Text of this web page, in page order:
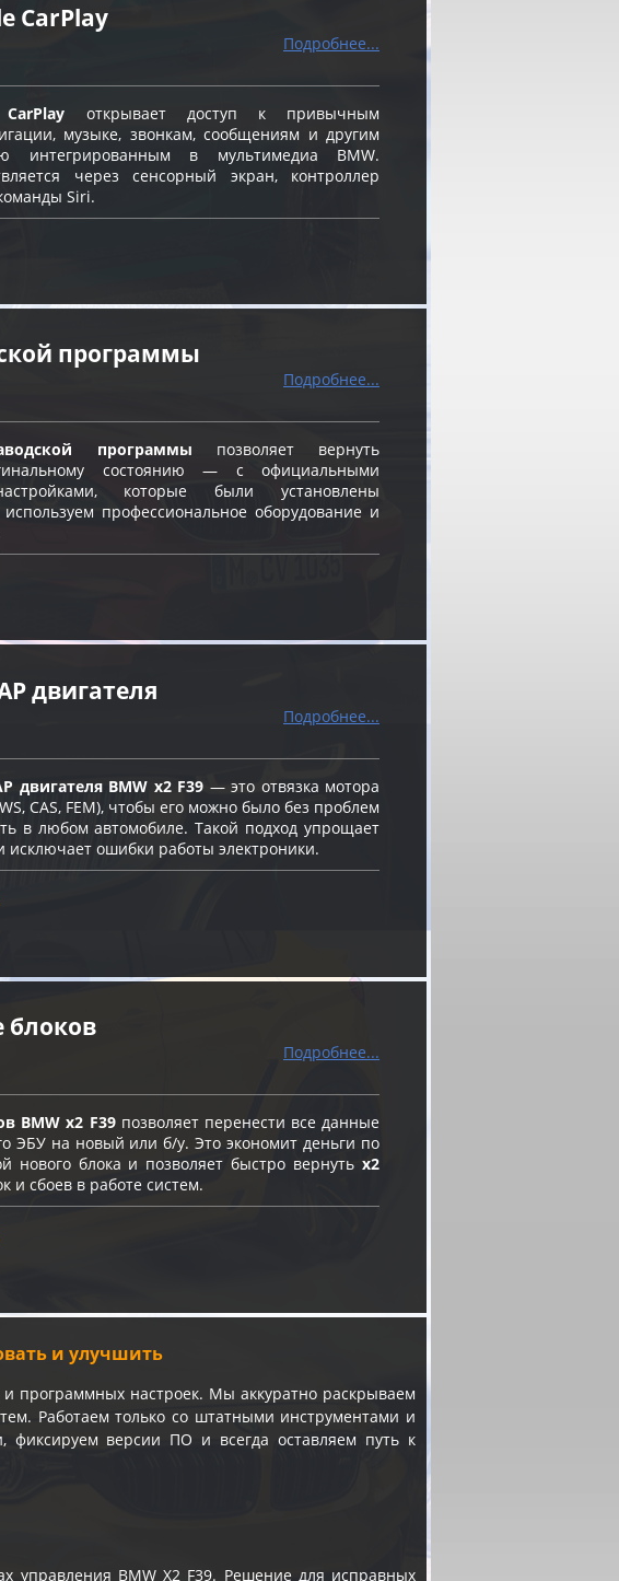
CarPlay
Подробнее...
открывает доступ к привычным
музыке, звонкам, сообщениям и другим
интегрированным в мультимедиа BMW.
через сенсорный экран, контроллер
Siri.
программы
Подробнее...
программы позволяет вернуть
состоянию — с официальными
которые были установлены
профессиональное оборудование и
двигателя
Подробнее...
двигателя BMW x2 F39 — это отвязка мотора
CAS, FEM), чтобы его можно было без проблем
в любом автомобиле. Такой подход упрощает
исключает ошибки работы электроники.
блоков
Подробнее...
BMW x2 F39позволяет перенести все данные
ЭБУ на новый или б/у. Это экономит деньги по
нового блока и позволяет быстро вернуть x2
и сбоев в работе систем.
и улучшить
программных настроек. Мы аккуратно раскрываем
Работаем только со штатными инструментами и
версии ПО и всегда оставляем путь к
управления BMW X2 F39. Решение для исправных